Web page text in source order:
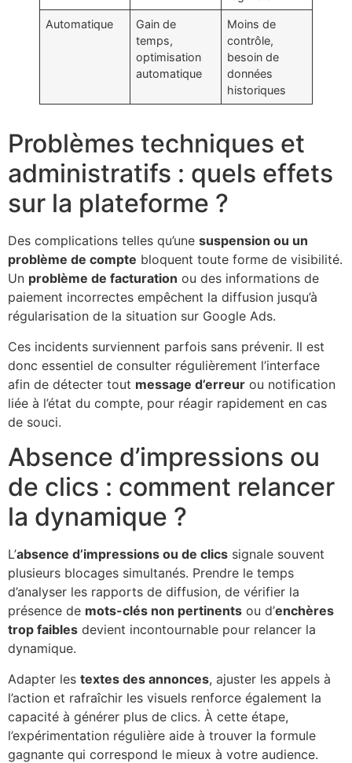
Automatique
Gain de
temps,
optimisation
automatique
Moins de
contrôle,
besoin de
données
historiques
Problèmes techniques et
administratifs : quels effets
sur la plateforme ?
Des complications telles qu’une suspension ou un
problème de compte bloquent toute forme de visibilité.
Un problème de facturation ou des informations de
paiement incorrectes empêchent la diffusion jusqu’à
régularisation de la situation sur Google Ads.
Ces incidents surviennent parfois sans prévenir. Il est
donc essentiel de consulter régulièrement l’interface
afin de détecter tout message d’erreur ou notification
liée à l’état du compte, pour réagir rapidement en cas
de souci.
Absence d’impressions ou
de clics : comment relancer
la dynamique ?
L’absence d’impressions ou de clics signale souvent
plusieurs blocages simultanés. Prendre le temps
d’analyser les rapports de diffusion, de vérifier la
présence de mots-clés non pertinents ou d’enchères
trop faibles devient incontournable pour relancer la
dynamique.
Adapter les textes des annonces, ajuster les appels à
l’action et rafraîchir les visuels renforce également la
capacité à générer plus de clics. À cette étape,
l’expérimentation régulière aide à trouver la formule
gagnante qui correspond le mieux à votre audience.